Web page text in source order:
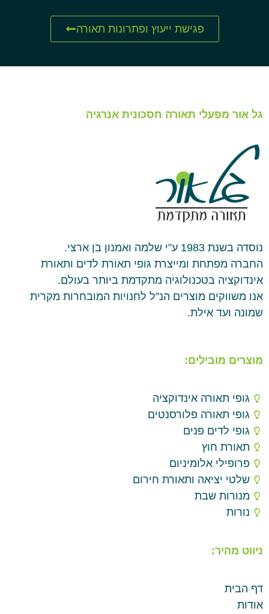
פגישת ייעוץ ופתרונות תאורה
גל אור מפעלי תאורה חסכונית אנרגיה
נוסדה בשנת 1983 ע”י שלמה ואמנון בן ארצי.
החברה מפתחת ומייצרת גופי תאורת לדים ותאורת
אינדוקציה בטכנולוגיה מתקדמת ביותר בעולם.
אנו משווקים מוצרים הנ”ל לחנויות המובחרות מקרית
שמונה ועד אילת.
מוצרים מובילים:
גופי תאורה אינדוקציה
גופי תאורה פלורסנטים
גופי לדים פנים
תאורת חוץ
פרופילי אלומיניום
שלטי יציאה ותאורת חירום
מנורות שבת
נורות
ניווט מהיר:
דף הבית
אודות